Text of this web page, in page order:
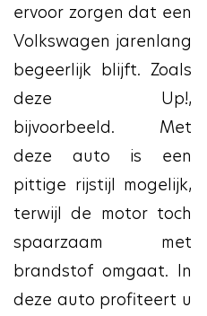
ervoor zorgen dat een
Volkswagen jarenlang
begeerlijk blijft. Zoals
deze Up!,
bijvoorbeeld. Met
deze auto is een
pittige rijstijl mogelijk,
terwijl de motor toch
spaarzaam met
brandstof omgaat. In
deze auto profiteert u